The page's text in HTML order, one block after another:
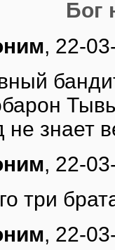
Бог
, 22-
не знает
, 22-
три
, 22-